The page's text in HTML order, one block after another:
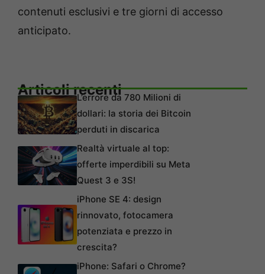
contenuti esclusivi e tre giorni di accesso
anticipato.
Articoli recentiL’errore da 780 Milioni di
dollari: la storia dei Bitcoin
perduti in discarica
Realtà virtuale al top:
offerte imperdibili su Meta
Quest 3 e 3S!
iPhone SE 4: design
rinnovato, fotocamera
potenziata e prezzo in
crescita?
iPhone: Safari o Chrome?